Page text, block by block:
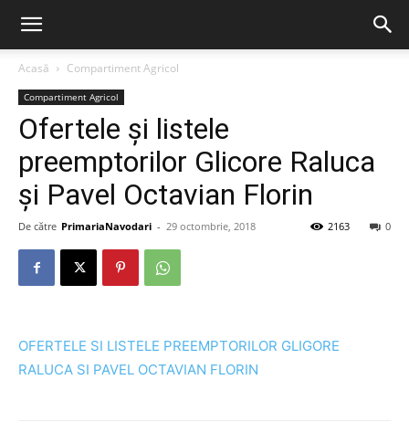
Acasă Compartiment Agricol
Compartiment Agricol
Ofertele și listele
preemptorilor Glicore Raluca
și Pavel Octavian Florin
De către PrimariaNavodari - 29 octombrie, 2018 0
2163
OFERTELE SI LISTELE PREEMPTORILOR GLIGORE
RALUCA SI PAVEL OCTAVIAN FLORIN